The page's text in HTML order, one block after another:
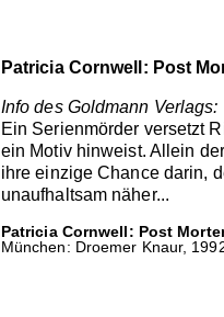
Patricia Cornwell: Post
Info des Goldmann Verlags:
Ein Serienmörder versetzt
ein Motiv hinweist. Allein
ihre einzige Chance darin,
unaufhaltsam näher...
Patricia Cornwell: Post
München: Droemer Knaur,